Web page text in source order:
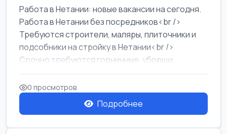
Работа в Нетании: новые вакансии на сегодня.
Работа в Нетании без посредников<br />
Требуются строители, маляры, плиточники и
подсобники на стройку в Нетании<br />
Срочно требуются горничные, уборщи...
0 просмотров
Подробнее